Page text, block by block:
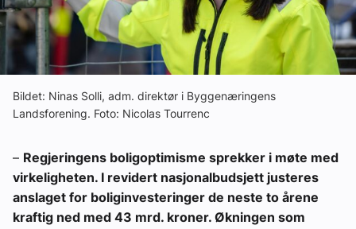
Bransjekommentar
Nyheter
Aktuelle prosjekter
Bildet: Ninas Solli, adm. direktør i Byggenæringens
Landsforening. Foto: Nicolas Tourrenc
– Regjeringens boligoptimisme sprekker i møte med
virkeligheten. I revidert nasjonalbudsjett justeres
anslaget for boliginvesteringer de neste to årene
kraftig ned med 43 mrd. kroner. Økningen som